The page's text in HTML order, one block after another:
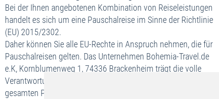
Bei der Ihnen angebotenen Kombination von Reiseleistungen
handelt es sich um eine Pauschalreise im Sinne der Richtlinie
(EU) 2015/2302.
Daher können Sie alle EU-Rechte in Anspruch nehmen, die für
Pauschalreisen gelten. Das Unternehmen Bohemia-Travel.de
e.K, Kornblumenweg 1, 74336 Brackenheim trägt die volle
Verantwortung für die ordnungsgemäße Durchführung der
gesamten Pauschalreise.